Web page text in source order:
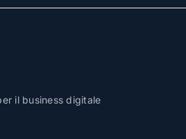
il business digitale